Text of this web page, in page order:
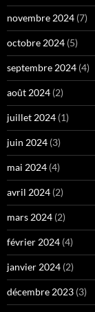
novembre 2024 (7)
octobre 2024 (5)
septembre 2024 (4)
août 2024 (2)
juillet 2024 (1)
juin 2024 (3)
mai 2024 (4)
avril 2024 (2)
mars 2024 (2)
février 2024 (4)
janvier 2024 (2)
décembre 2023 (3)